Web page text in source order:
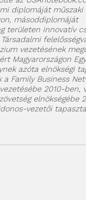
diplomáját
másoddiplomáját
területen innovatív
vezetésének
Magyarországon
azóta elnökségi
Family Business
2010-ben,
elnökségébe
vezetői